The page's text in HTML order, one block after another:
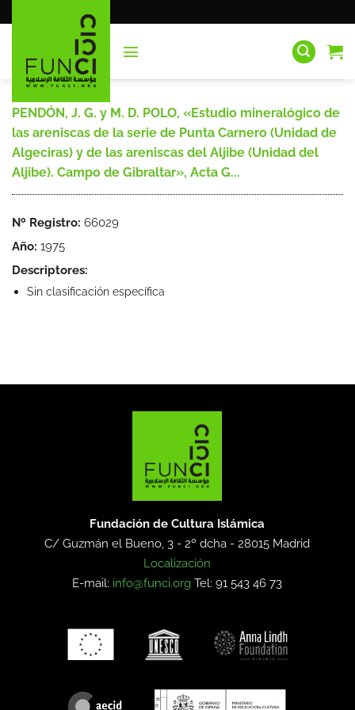
al
PENDÓN, J. G. y M. D. POLO, «Estudio mineralógico de
las areniscas de la serie de Punta Carnero (Unidad de
Algeciras) y de las areniscas del Aljibe (Unidad del
Aljibe). Campo de Gibraltar», Acta G...
Nº Registro: 66029
Año: 1975
Descriptores:
Sin clasificación específica
Fundación de Cultura Islámica
C/ Guzmán el Bueno, 3 - 2º dcha -28015 Madrid
Localización
E-mail: info@funci.org Tel: 91 543 46 73